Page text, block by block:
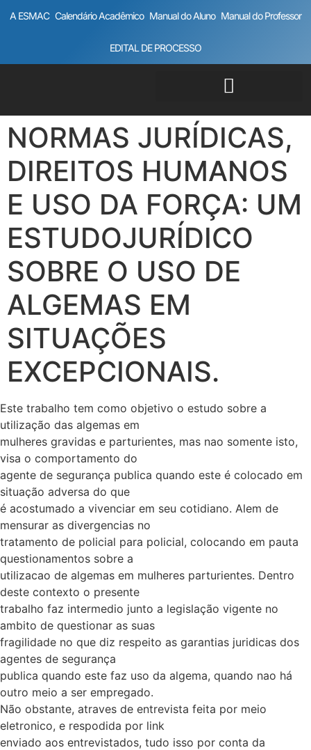
A ESMAC Calendário Acadêmico Manual do Aluno Manual do Professor
EDITAL DE PROCESSO
NORMAS JURÍDICAS,
DIREITOS HUMANOS
E USO DA FORÇA: UM
ESTUDOJURÍDICO
SOBRE O USO DE
ALGEMAS EM
SITUAÇÕES
EXCEPCIONAIS.
Este trabalho tem como objetivo o estudo sobre a
utilização das algemas em
mulheres gravidas e parturientes, mas nao somente isto,
visa o comportamento do
agente de segurança publica quando este é colocado em
situação adversa do que
é acostumado a vivenciar em seu cotidiano. Alem de
mensurar as divergencias no
tratamento de policial para policial, colocando em pauta
questionamentos sobre a
utilizacao de algemas em mulheres parturientes. Dentro
deste contexto o presente
trabalho faz intermedio junto a legislação vigente no
ambito de questionar as suas
fragilidade no que diz respeito as garantias juridicas dos
agentes de segurança
publica quando este faz uso da algema, quando nao há
outro meio a ser empregado.
Não obstante, atraves de entrevista feita por meio
eletronico, e respodida por link
enviado aos entrevistados, tudo isso por conta da